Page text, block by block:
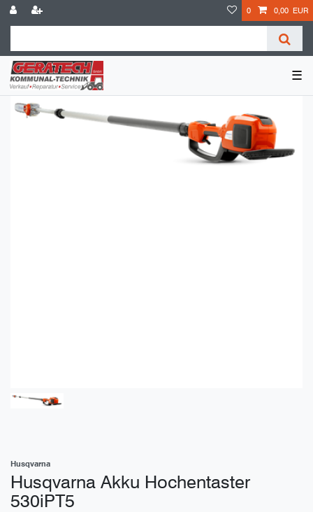
0 0,00 EUR
☰
Husqvarna
Husqvarna Akku Hochentaster
530iPT5